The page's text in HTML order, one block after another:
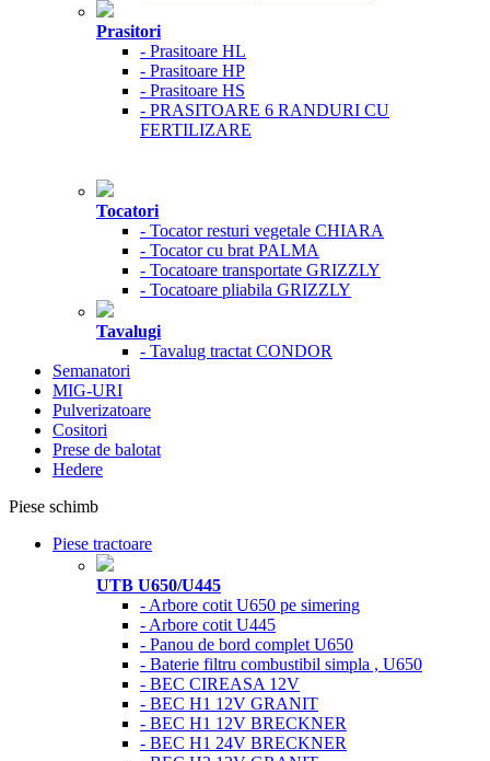
Prasitori
- Prasitoare HL
- Prasitoare HP
- Prasitoare HS
- PRASITOARE 6 RANDURI CU
FERTILIZARE
Tocatori
- Tocator resturi vegetale CHIARA
- Tocator cu brat PALMA
- Tocatoare transportate GRIZZLY
- Tocatoare pliabila GRIZZLY
Tavalugi
- Tavalug tractat CONDOR
Semanatori
MIG-URI
Pulverizatoare
Cositori
Prese de balotat
Hedere
Piese schimb
Piese tractoare
UTB U650/U445
- Arbore cotit U650 pe simering
- Arbore cotit U445
- Panou de bord complet U650
- Baterie filtru combustibil simpla , U650
- BEC CIREASA 12V
- BEC H1 12V GRANIT
- BEC H1 12V BRECKNER
- BEC H1 24V BRECKNER